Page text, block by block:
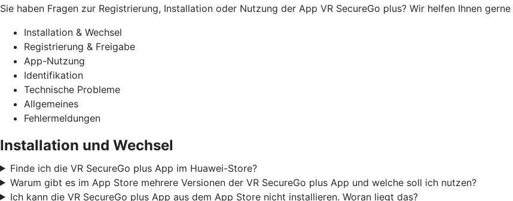
Sie haben Fragen zur Registrierung, Installation oder Nutzung der App VR SecureGo plus? Wir helfen Ihnen
Installation & Wechsel
Registrierung & Freigabe
App-Nutzung
Identifikation
Technische Probleme
Allgemeines
Fehlermeldungen
Installation und Wechsel
Finde ich die VR SecureGo plus App im Huawei-Store?
Warum gibt es im App Store mehrere Versionen der VR SecureGo plus App und welche soll ich nutzen?
Ich kann die VR SecureGo plus App aus dem App Store nicht installieren. Woran liegt das?